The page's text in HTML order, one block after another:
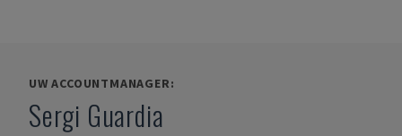
UW ACCOUNTMANAGER:
Sergi Guardia